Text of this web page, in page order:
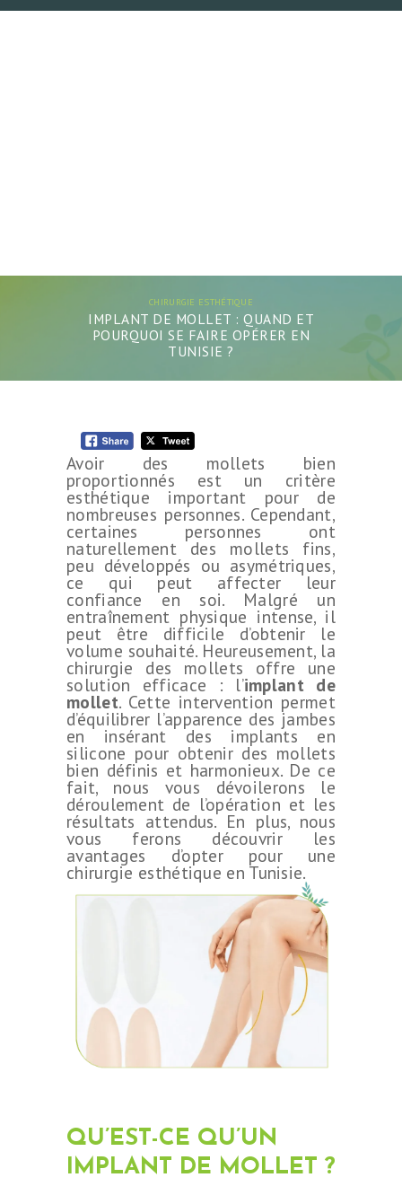
CHIRURGIE ESTHÉTIQUE
IMPLANT DE MOLLET : QUAND ET
POURQUOI SE FAIRE OPÉRER EN
TUNISIE ?
Avoir des mollets bien
proportionnés est un critère
esthétique important pour de
nombreuses personnes. Cependant,
certaines personnes ont
naturellement des mollets fins,
peu développés ou asymétriques,
ce qui peut affecter leur
confiance en soi. Malgré un
entraînement physique intense, il
peut être difficile d’obtenir le
volume souhaité. Heureusement, la
chirurgie des mollets offre une
solution efficace : l’implant de
mollet. Cette intervention permet
d’équilibrer l’apparence des jambes
en insérant des implants en
silicone pour obtenir des mollets
bien définis et harmonieux. De ce
fait, nous vous dévoilerons le
déroulement de l’opération et les
résultats attendus. En plus, nous
vous ferons découvrir les
avantages d’opter pour une
chirurgie esthétique en Tunisie.
QU’EST-CE QU’UN
IMPLANT DE MOLLET ?